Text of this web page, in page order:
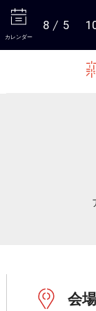
カレンダー
8 5
会場